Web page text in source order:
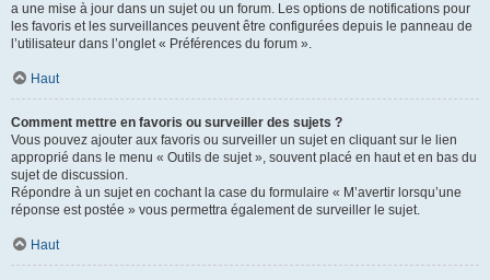
a une mise à jour dans un sujet ou un forum. Les options de notifications pour
les favoris et les surveillances peuvent être configurées depuis le panneau de
l’utilisateur dans l’onglet « Préférences du forum ».
Haut
Comment mettre en favoris ou surveiller des sujets ?
Vous pouvez ajouter aux favoris ou surveiller un sujet en cliquant sur le lien
approprié dans le menu « Outils de sujet », souvent placé en haut et en bas du
sujet de discussion.
Répondre à un sujet en cochant la case du formulaire « M’avertir lorsqu’une
réponse est postée » vous permettra également de surveiller le sujet.
Haut